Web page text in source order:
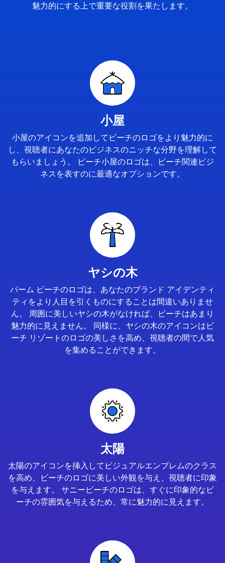
魅力的にする上で重要な役割を果たします。
小屋
小屋のアイコンを追加してビーチのロゴをより魅力的に
し、視聴者にあなたのビジネスのニッチな分野を理解して
もらいましょう。 ビーチ小屋のロゴは、ビーチ関連ビジ
ネスを表すのに最適なオプションです。
ヤシの木
パーム ビーチのロゴは、あなたのブランド アイデンティ
ティをより人目を引くものにすることは間違いありませ
ん。 周囲に美しいヤシの木がなければ、ビーチはあまり
魅力的に見えません。 同様に、ヤシの木のアイコンはビ
ーチ リゾートのロゴの美しさを高め、視聴者の間で人気
を集めることができます。
太陽
太陽のアイコンを挿入してビジュアルエンブレムのクラス
を高め、ビーチのロゴに美しい外観を与え、視聴者に印象
を与えます。 サニービーチのロゴは、すぐに印象的なビ
ーチの雰囲気を与えるため、常に魅力的に見えます。